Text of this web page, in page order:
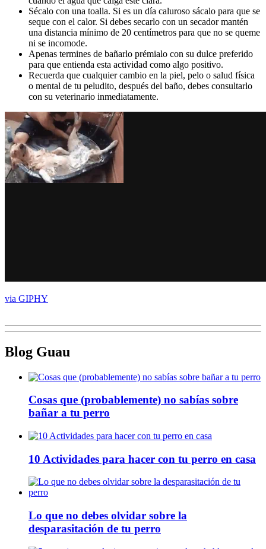
Sécalo con una toalla. Si es un día caluroso sácalo para que se
seque con el calor. Si debes secarlo con un secador mantén
una distancia mínimo de 20 centímetros para que no se queme
ni se incomode.
Apenas termines de bañarlo prémialo con su dulce preferido
para que entienda esta actividad como algo positivo.
Recuerda que cualquier cambio en la piel, pelo o salud física
o mental de tu peludito, después del baño, debes consultarlo
con su veterinario inmediatamente.
via GIPHY
Blog Guau
Cosas que (probablemente) no sabías sobre
bañar a tu perro
10 Actividades para hacer con tu perro en casa
Lo que no debes olvidar sobre la
desparasitación de tu perro